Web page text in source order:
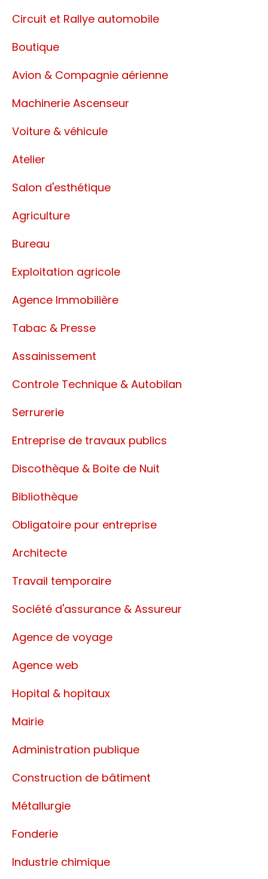
Circuit et Rallye automobile
Boutique
Avion & Compagnie aérienne
Machinerie Ascenseur
Voiture & véhicule
Atelier
Salon d'esthétique
Agriculture
Bureau
Exploitation agricole
Agence Immobilière
Tabac & Presse
Assainissement
Controle Technique & Autobilan
Serrurerie
Entreprise de travaux publics
Discothèque & Boite de Nuit
Bibliothèque
Obligatoire pour entreprise
Architecte
Travail temporaire
Société d'assurance & Assureur
Agence de voyage
Agence web
Hopital & hopitaux
Mairie
Administration publique
Construction de bâtiment
Métallurgie
Fonderie
Industrie chimique